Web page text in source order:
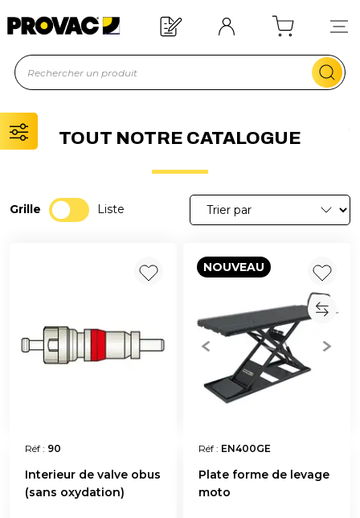
Offre de bienvenue : 20€ offerts !
En savoir plus
TOUT NOTRE CATALOGUE
Grille Liste
Réf : 90
Interieur de valve obus
(sans oxydation)
NOUVEAU
Réf : EN400GE
Plate forme de levage
moto